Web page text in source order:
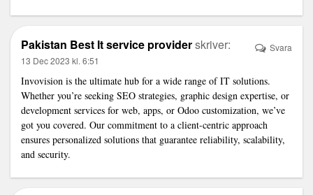
Pakistan Best It service providerskriver:
13 Dec 2023 kl. 6:51
Invovision is the ultimate hub for a wide range of IT solutions.
Whether you’re seeking SEO strategies, graphic design expertise, or
development services for web, apps, or Odoo customization, we’ve
got you covered. Our commitment to a client-centric approach
ensures personalized solutions that guarantee reliability, scalability,
and security.
Svara